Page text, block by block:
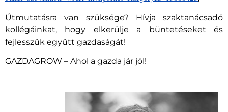
Útmutatásra van szüksége? Hívja szaktanácsadó
kollégáinkat, hogy elkerülje a büntetéseket és
fejlesszük együtt gazdaságát!
GAZDAGROW – Ahol a gazda jár jól!